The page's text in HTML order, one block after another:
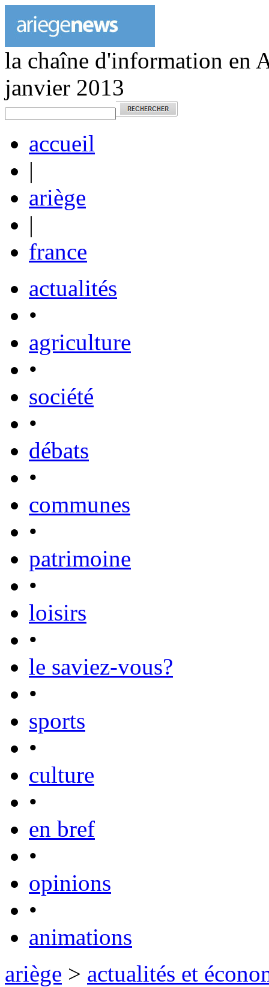
la chaîne d'information en
janvier 2013
accueil
|
ariège
|
france
actualités
•
agriculture
•
société
•
débats
•
communes
•
patrimoine
•
loisirs
•
le saviez-vous?
•
sports
•
culture
•
en bref
•
opinions
•
animations
ariège > actualités et